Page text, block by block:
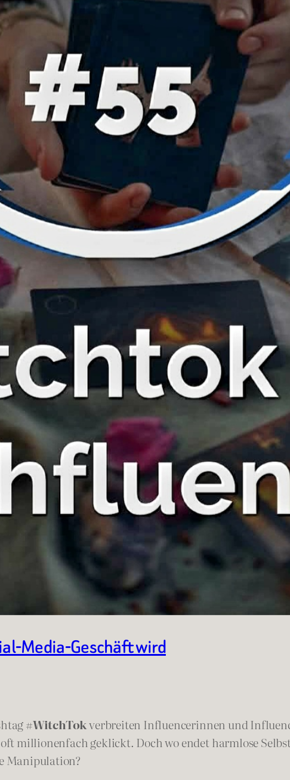
Media-Geschäft wird
#WitchTokverbreiten Influencerinnen und
millionenfach geklickt. Doch wo endet harmlose
Manipulation?